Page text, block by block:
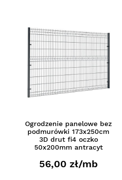
Ogrodzenie panelowe bez
podmurówki 173x250cm
3D drut fi4 oczko
50x200mm antracyt
56,00 zł/mb